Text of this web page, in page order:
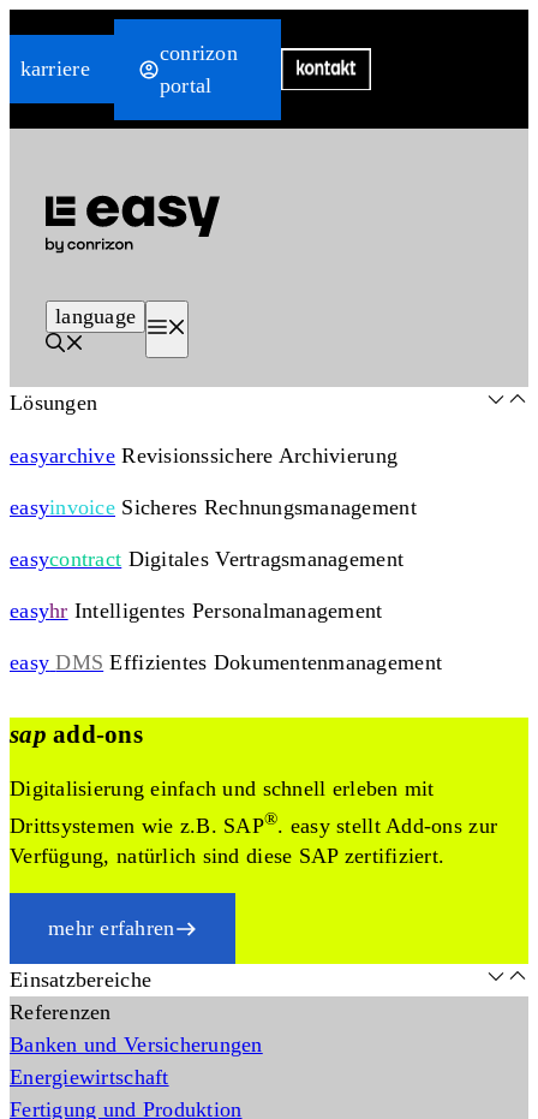
Inhalt
karriere
conrizon
portal
language
Lösungen
easyarchive Revisionssichere Archivierung
easyinvoice Sicheres Rechnungsmanagement
easycontract Digitales Vertragsmanagement
easyhr Intelligentes Personalmanagement
easy DMS Effizientes Dokumentenmanagement
sap add-ons
Digitalisierung einfach und schnell erleben mit
Drittsystemen wie z.B. SAP®. easy stellt Add-ons zur
Verfügung, natürlich sind diese SAP zertifiziert.
mehr erfahren
Einsatzbereiche
Referenzen
Banken und Versicherungen
Energiewirtschaft
Fertigung und Produktion